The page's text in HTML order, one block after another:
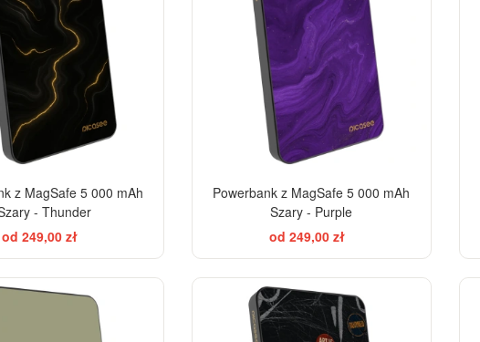
z MagSafe 5 000 mAh
- Thunder
od 249,00 zł
Powerbank z MagSafe 5 000 mAh
Szary - Purple
od 249,00 zł